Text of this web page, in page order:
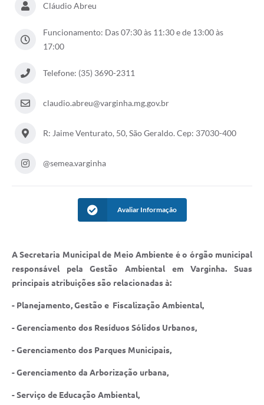
Cláudio Abreu
Funcionamento: Das 07:30 às 11:30 e de 13:00 às
17:00
Telefone: (35) 3690-2311
claudio.abreu@varginha.mg.gov.br
R: Jaime Venturato, 50, São Geraldo. Cep: 37030-400
@semea.varginha
Avaliar Informação
A Secretaria Municipal de Meio Ambiente é o órgão municipal
responsável pela Gestão Ambiental em Varginha. Suas
principais atribuições são relacionadas à:
- Planejamento, Gestão e Fiscalização Ambiental,
- Gerenciamento dos Resíduos Sólidos Urbanos,
- Gerenciamento dos Parques Municipais,
- Gerenciamento da Arborização urbana,
- Serviço de Educação Ambiental,